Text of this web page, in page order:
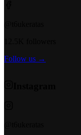
Follow us →